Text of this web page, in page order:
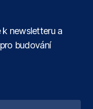
k newsletteru a
budování